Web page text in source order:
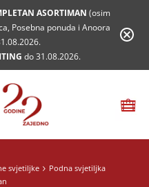
ASORTIMAN (osim
Posebna ponuda i Anoora
do 31.08.2026.
svjetiljke
Podna svjetiljka